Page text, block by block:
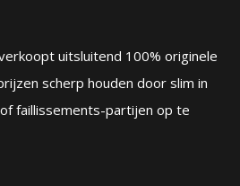
uitsluitend 100% originele
scherp houden door slim in
faillissements-partijen op te